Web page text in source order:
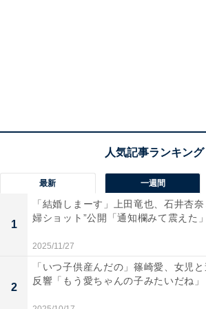
最新 一週間
1
「結婚しまーす」上田竜也、石井杏奈
婦ショット”公開「通知欄みて震えた
2025/11/27
2
「いつ子供産んだの」篠崎愛、女児
反響「もう愛ちゃんの子みたいだね